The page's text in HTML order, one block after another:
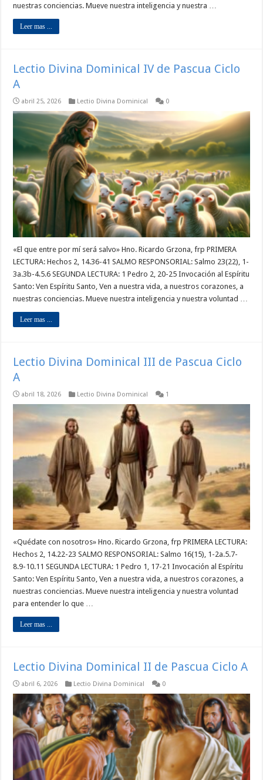
nuestras conciencias. Mueve nuestra inteligencia y nuestra …
Leer mas ...
Lectio Divina Dominical IV de Pascua Ciclo
A
abril 25, 2026 Lectio Divina Dominical 0
«El que entre por mí será salvo» Hno. Ricardo Grzona, frp PRIMERA
LECTURA: Hechos 2, 14.36-41 SALMO RESPONSORIAL: Salmo 23(22), 1-
3a.3b-4.5.6 SEGUNDA LECTURA: 1 Pedro 2, 20-25 Invocación al Espíritu
Santo: Ven Espíritu Santo, Ven a nuestra vida, a nuestros corazones, a
nuestras conciencias. Mueve nuestra inteligencia y nuestra voluntad …
Leer mas ...
Lectio Divina Dominical III de Pascua Ciclo
A
abril 18, 2026 Lectio Divina Dominical 1
«Quédate con nosotros» Hno. Ricardo Grzona, frp PRIMERA LECTURA:
Hechos 2, 14.22-23 SALMO RESPONSORIAL: Salmo 16(15), 1-2a.5.7-
8.9-10.11 SEGUNDA LECTURA: 1 Pedro 1, 17-21 Invocación al Espíritu
Santo: Ven Espíritu Santo, Ven a nuestra vida, a nuestros corazones, a
nuestras conciencias. Mueve nuestra inteligencia y nuestra voluntad
para entender lo que …
Leer mas ...
Lectio Divina Dominical II de Pascua Ciclo A
abril 6, 2026 Lectio Divina Dominical 0